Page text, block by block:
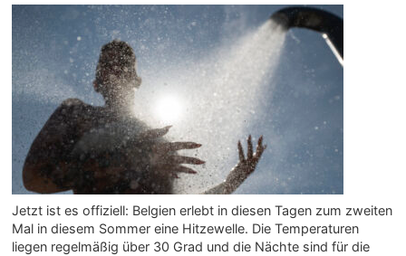
Jetzt ist es offiziell: Belgien erlebt in diesen Tagen zum zweiten
Mal in diesem Sommer eine Hitzewelle. Die Temperaturen
liegen regelmäßig über 30 Grad und die Nächte sind für die